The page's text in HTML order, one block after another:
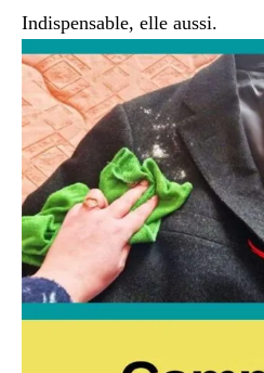
Indispensable, elle aussi.